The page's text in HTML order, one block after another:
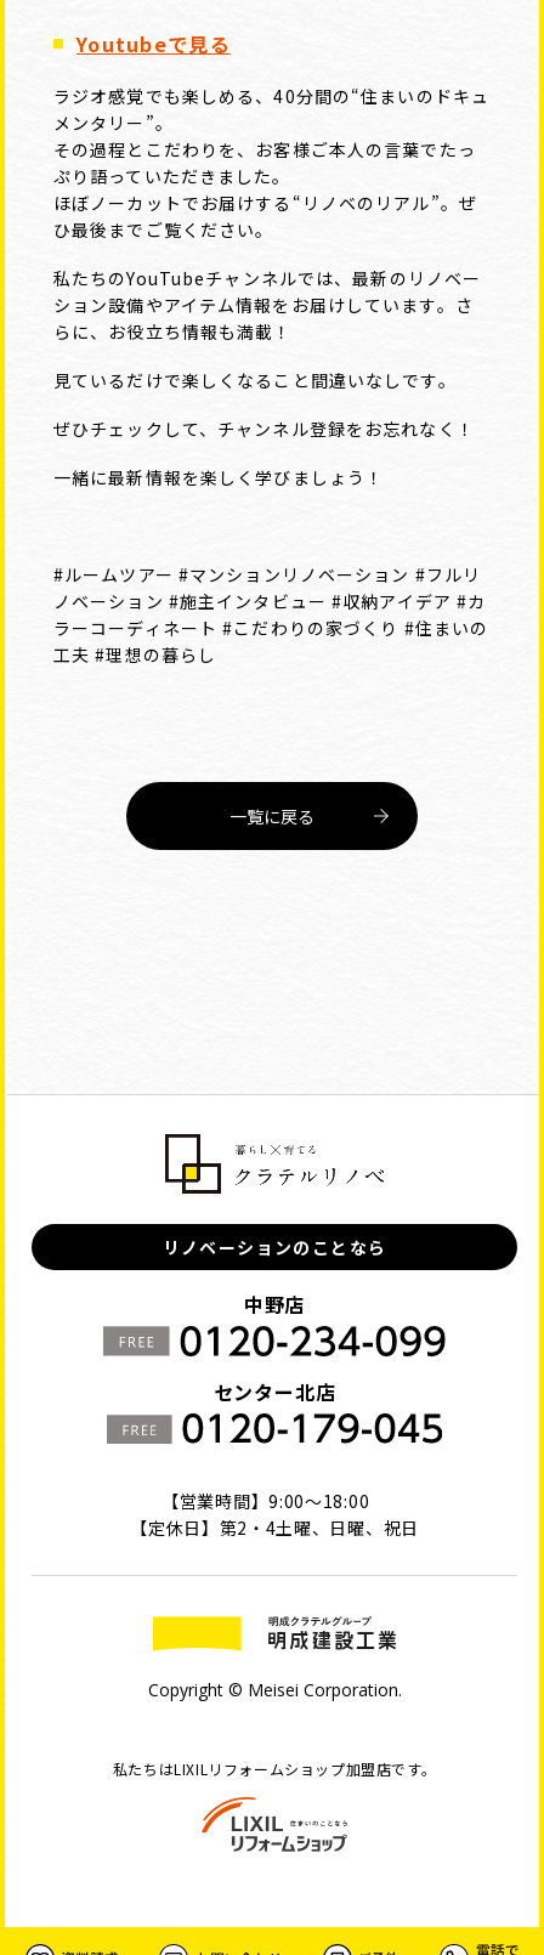
Youtubeで見る
ラジオ感覚でも楽しめる、40分間の“住まいのドキュ
メンタリー”。
その過程とこだわりを、お客様ご本人の言葉でたっ
ぷり語っていただきました。
ほぼノーカットでお届けする“リノベのリアル”。ぜ
ひ最後までご覧ください。
私たちのYouTubeチャンネルでは、最新のリノベー
ション設備やアイテム情報をお届けしています。さ
らに、お役立ち情報も満載！
見ているだけで楽しくなること間違いなしです。
ぜひチェックして、チャンネル登録をお忘れなく！
一緒に最新情報を楽しく学びましょう！
#ルームツアー #マンションリノベーション #フルリ
ノベーション #施主インタビュー #収納アイデア #カ
ラーコーディネート #こだわりの家づくり #住まいの
工夫 #理想の暮らし
一覧に戻る
リノベーションのことなら
中野店
センター北店
【営業時間】9:00～18:00
【定休日】第2・4土曜、日曜、祝日
Copyright © Meisei Corporation.
私たちはLIXILリフォームショップ加盟店です。